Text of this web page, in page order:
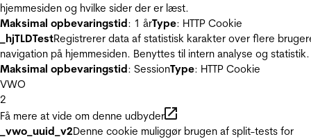
hjemmesiden og hvilke sider der er læst.
Maksimal opbevaringstid: 1 årType: HTTP Cookie
_hjTLDTestRegistrerer data af statistisk karakter over flere
navigation på hjemmesiden. Benyttes til intern analyse og statistik.
Maksimal opbevaringstid: SessionType: HTTP Cookie
VWO
2
Få mere at vide om denne udbyder
_vwo_uuid_v2Denne cookie muliggør brugen af split-tests for